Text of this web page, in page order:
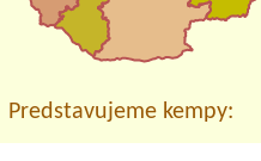
Predstavujeme kempy: